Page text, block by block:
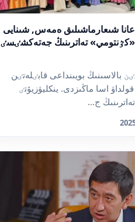
شىعارماشىلىق ەمەس, شىنايى
– «كٷنتومي» تەاترىنىڭ جەتەكشٸسٸ
بالاسىنىڭ بويىنداعى قابٸلەتٸن
اسا ماڭىزدى. ينكليۋزيۆتٸ
ج...